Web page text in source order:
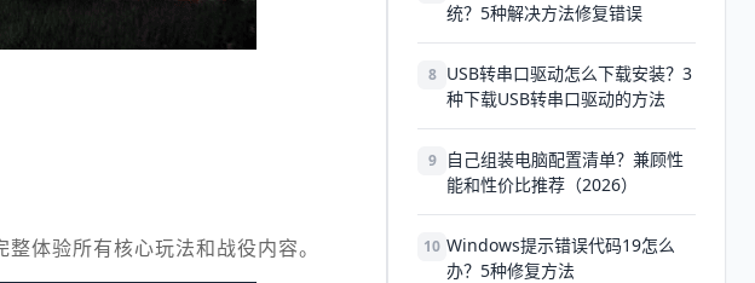
体验所有核心玩法和战役内容。
统？5种解决方法修复错误
8 USB转串口驱动怎么下载安装？3
种下载USB转串口驱动的方法
9
自己组装电脑配置清单？兼顾性
能和性价比推荐（2026）
10 Windows提示错误代码19怎么
办？5种修复方法